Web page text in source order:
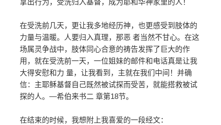
拿出行为，受洗归入基督，成为耶和华神家里的人！
在受洗前几天，更让我多地经历神，也更感受到肢体的
力量与温暖。人要归入真理，那恶 者当然不甘心。在这
场属灵争战中，肢体同心合意的祷告发挥了巨大的作
用，就在受洗前一天，一位姐妹的邮件和电话真是让我
大得安慰和力 量，让我看到，主就在我们中间！并确
信：主耶稣基督自己既然被试探而受苦，就能搭救被试
探的人。—希伯来书二 章第18节。
在结束的时候，我想附上我喜爱的一段经文：